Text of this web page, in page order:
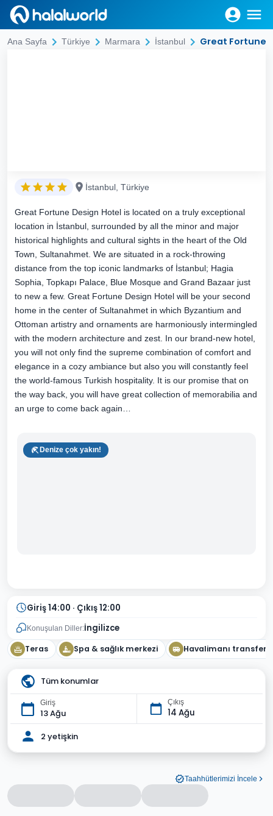
Ana Sayfa Türkiye Marmara İstanbul Great Fortune
İstanbul, Türkiye
Great Fortune Design Hotel is located on a truly exceptional
location in İstanbul, surrounded by all the minor and major
historical highlights and cultural sights in the heart of the Old
Town, Sultanahmet. We are situated in a rock-throwing
distance from the top iconic landmarks of İstanbul; Hagia
Sophia, Topkapı Palace, Blue Mosque and Grand Bazaar just
to new a few. Great Fortune Design Hotel will be your second
home in the center of Sultanahmet in which Byzantium and
Ottoman artistry and ornaments are harmoniously intermingled
with the modern architecture and zest. In our brand-new hotel,
you will not only find the supreme combination of comfort and
elegance in a cozy ambiance but also you will constantly feel
the world-famous Turkish hospitality. It is our promise that on
the way back, you will have great collection of memorabilia and
an urge to come back again…
Denize çok yakın!
Giriş 14:00 · Çıkış 12:00
Konuşulan Diller:İngilizce
Teras Spa & sağlık merkezi Havalimanı transferi
Tüm konumlar
Giriş
13 Ağu
Çıkış
14 Ağu
2 yetişkin
Taahhütlerimizi İncele